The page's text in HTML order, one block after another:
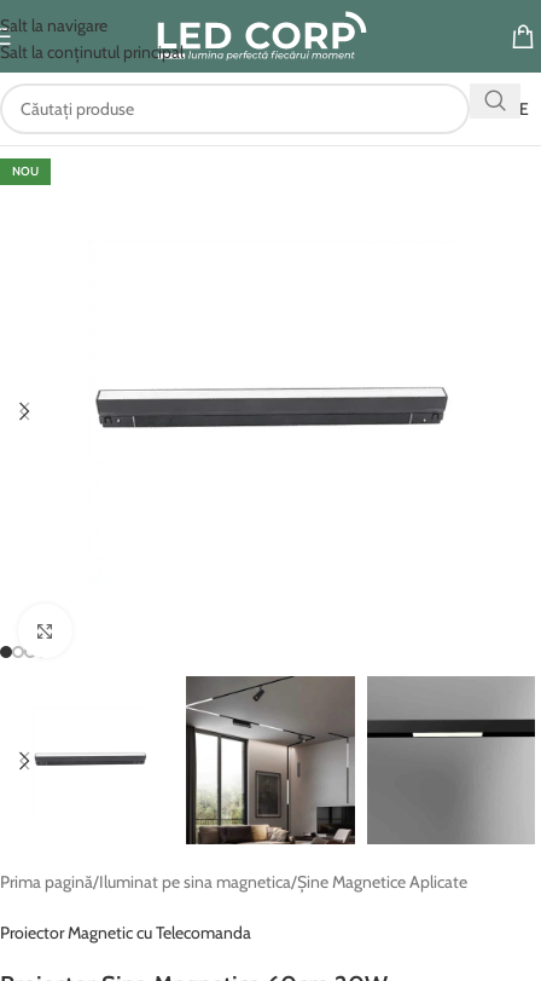
Salt la navigare
Salt la conținutul principal
OFERTE
NOU
Prima pagină/Iluminat pe sina magnetica/Șine Magnetice Aplicate
Proiector Magnetic cu Telecomanda